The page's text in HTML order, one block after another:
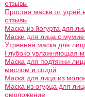
отзывы
Простая маска от
отзывы
Маска из йогурта для
Маски для лица с
Утренняя маска для
Глубоко увлажняющая
Маска для подтяжки
маслом и содой
Маска для лица из
Маска из огурца для
омоложение